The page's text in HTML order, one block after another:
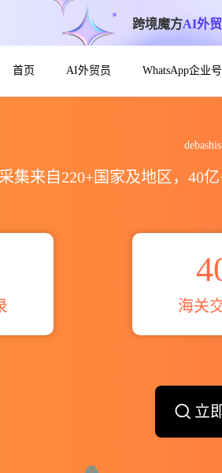
跨境魔方AI外
首页 AI外贸员 WhatsApp企业号
采集来自220+国家及地区，40
海关
立